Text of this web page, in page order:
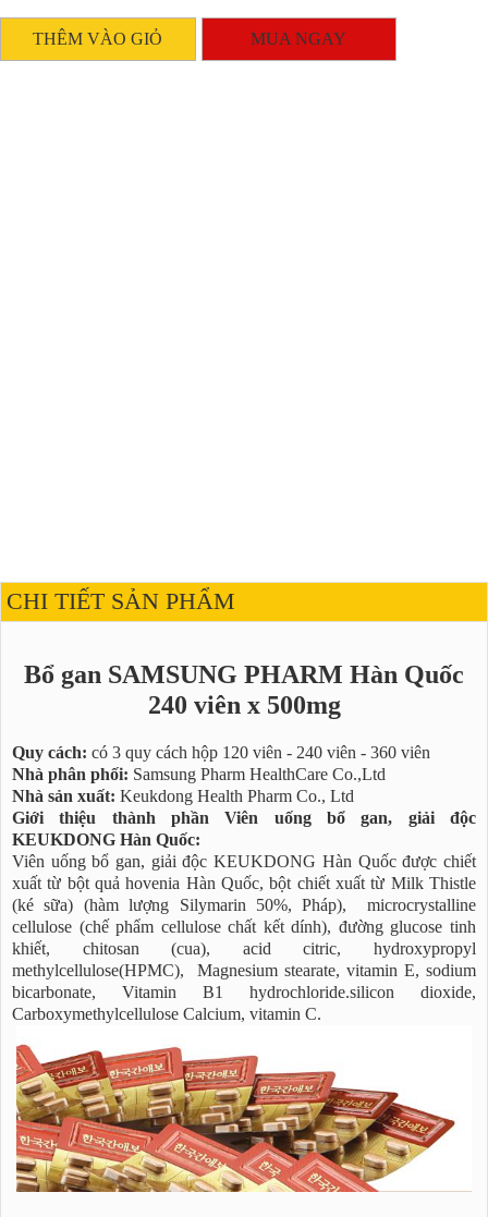
THÊM VÀO GIỎ MUA NGAY
CHI TIẾT SẢN PHẨM
Bổ gan SAMSUNG PHARM Hàn Quốc
240 viên x 500mg
Quy cách: có 3 quy cách hộp 120 viên - 240 viên - 360 viên
Nhà phân phối: Samsung Pharm HealthCare Co.,Ltd
Nhà sản xuất: Keukdong Health Pharm Co., Ltd
Giới thiệu thành phần Viên uống bổ gan, giải độc
KEUKDONG Hàn Quốc:
Viên uống bổ gan, giải độc KEUKDONG Hàn Quốc được chiết
xuất từ bột quả hovenia Hàn Quốc, bột chiết xuất từ Milk Thistle
(ké sữa) (hàm lượng Silymarin 50%, Pháp), microcrystalline
cellulose (chế phẩm cellulose chất kết dính), đường glucose tinh
khiết, chitosan (cua), acid citric, hydroxypropyl
methylcellulose(HPMC), Magnesium stearate, vitamin E, sodium
bicarbonate, Vitamin B1 hydrochloride.silicon dioxide,
Carboxymethylcellulose Calcium, vitamin C.